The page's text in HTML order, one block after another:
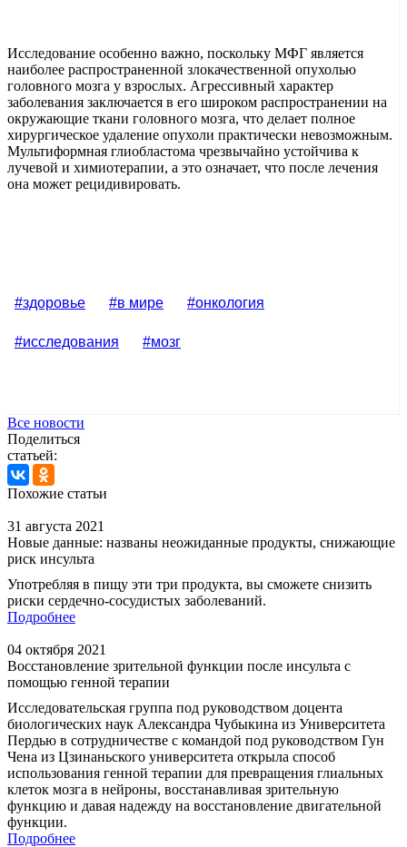
Исследование особенно важно, поскольку МФГ является
наиболее распространенной злокачественной опухолью
головного мозга у взрослых. Агрессивный характер
заболевания заключается в его широком распространении на
окружающие ткани головного мозга, что делает полное
хирургическое удаление опухоли практически невозможным.
Мультиформная глиобластома чрезвычайно устойчива к
лучевой и химиотерапии, а это означает, что после лечения
она может рецидивировать.
#здоровье #в мире #онкология
#исследования #мозг
Все новости
Поделиться
статьей:
Похожие статьи
31 августа 2021
Новые данные: названы неожиданные продукты, снижающие
риск инсульта
Употребляя в пищу эти три продукта, вы сможете снизить
риски сердечно-сосудистых заболеваний.
Подробнее
04 октября 2021
Восстановление зрительной функции после инсульта с
помощью генной терапии
Исследовательская группа под руководством доцента
биологических наук Александра Чубыкина из Университета
Пердью в сотрудничестве с командой под руководством Гун
Чена из Цзинаньского университета открыла способ
использования генной терапии для превращения глиальных
клеток мозга в нейроны, восстанавливая зрительную
функцию и давая надежду на восстановление двигательной
функции.
Подробнее